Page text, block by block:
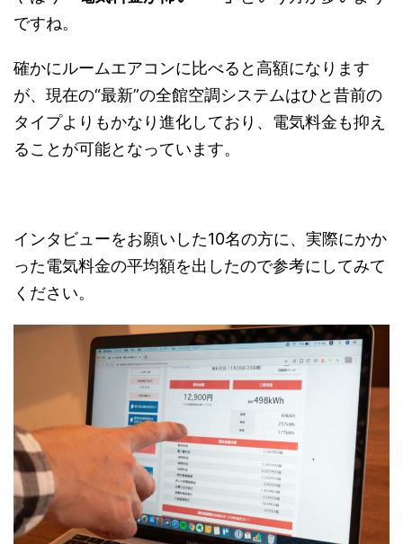
ですね。
確かにルームエアコンに比べると高額になります
が、現在の“最新”の全館空調システムはひと昔前の
タイプよりもかなり進化しており、電気料金も抑え
ることが可能となっています。
インタビューをお願いした10名の方に、実際にかか
った電気料金の平均額を出したので参考にしてみて
ください。